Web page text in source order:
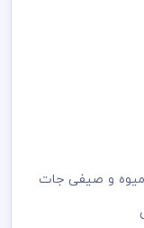
و صیفی جات